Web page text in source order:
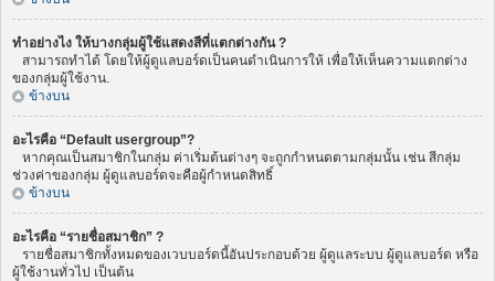
ทำอย่างไง ให้บางกลุ่มผู้ใช้แสดงสีที่แตกต่างกัน ?
สามารถทำได้ โดยให้ผู้ดูแลบอร์ดเป็นคนดำเนินการให้ เพื่อให้เห็นความแตกต่าง
ของกลุ่มผู้ใช้งาน.
ข้างบน
อะไรคือ “Default usergroup”?
หากคุณเป็นสมาชิกในกลุ่ม ค่าเริ่มต้นต่างๆ จะถูกกำหนดตามกลุ่มนั้น เช่น สีกลุ่ม
ช่วงค่าของกลุ่ม ผู้ดูแลบอร์ดจะคือผู้กำหนดสิทธิ์
ข้างบน
อะไรคือ “รายชื่อสมาชิก” ?
รายชื่อสมาชิกทั้งหมดของเวบบอร์ดนี้อันประกอบด้วย ผู้ดูแลระบบ ผู้ดูแลบอร์ด หรือ
ผู้ใช้งานทั่วไป เป็นต้น